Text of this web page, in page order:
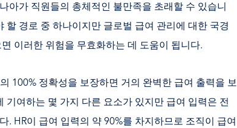
아가 직원들의 총체적인 불만족을 초래할 수 있습니
할 경로 중 하나이지만 글로벌 급여 관리에 대한 국경
이러한 위험을 무효화하는 데 도움이 됩니다.
100% 정확성을 보장하면 거의 완벽한 급여 출력을 보
기여하는 몇 가지 다른 요소가 있지만 급여 입력은 전
. HR이 급여 입력의 약 90%를 차지하므로 조직이 급여